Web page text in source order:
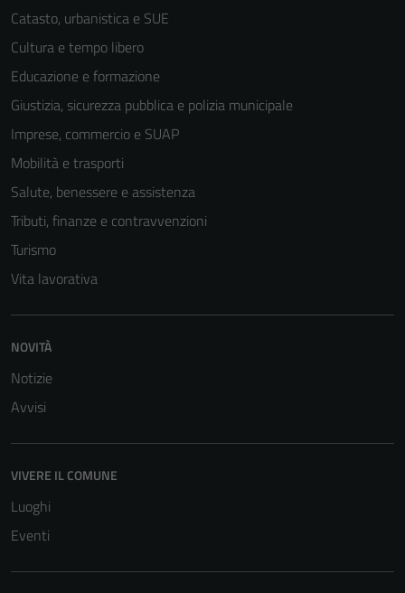
Catasto, urbanistica e SUE
Cultura e tempo libero
Educazione e formazione
Giustizia, sicurezza pubblica e polizia municipale
Imprese, commercio e SUAP
Mobilità e trasporti
Salute, benessere e assistenza
Tributi, finanze e contravvenzioni
Turismo
Vita lavorativa
NOVITÀ
Notizie
Avvisi
VIVERE IL COMUNE
Luoghi
Eventi